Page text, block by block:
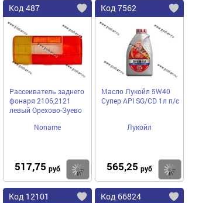
Код 487
Рассеиватель заднего
фонаря 2106,2121
левый Орехово-Зуево
Noname
517,75 руб Купить
Код 7562
Масло Лукойл 5W40
Супер API SG/CD 1л п/с
Лукойл
565,25 руб
Код 12101 Код 66824